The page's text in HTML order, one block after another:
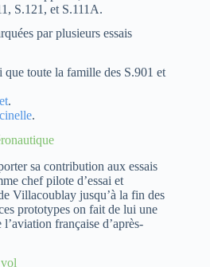
S.121, et S.111A.
par plusieurs essais
que toute la famille des S.901 et
.
.
sa contribution aux essais
chef pilote d’essai et
Villacoublay jusqu’à la fin des
prototypes on fait de lui une
française d’après-